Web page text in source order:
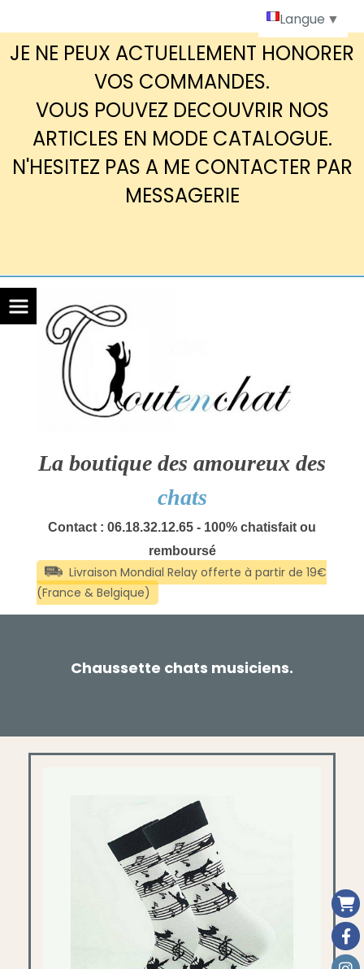
JE NE PEUX ACTUELLEMENT HONORER
VOS COMMANDES.
VOUS POUVEZ DECOUVRIR NOS
ARTICLES EN MODE CATALOGUE.
N'HESITEZ PAS A ME CONTACTER PAR
MESSAGERIE
La boutique des amoureux des
chats
Contact : 06.18.32.12.65 - 100% chatisfait ou
remboursé
Chaussette chats musiciens.
Langue ▼